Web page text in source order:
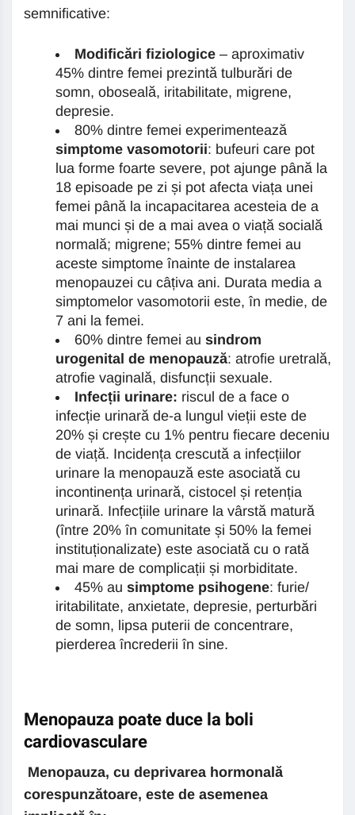
semnificative:
Modificări fiziologice – aproximativ
45% dintre femei prezintă tulburări de
somn, oboseală, iritabilitate, migrene,
depresie.
80% dintre femei experimentează
simptome vasomotorii: bufeuri care pot
lua forme foarte severe, pot ajunge până la
18 episoade pe zi și pot afecta viața unei
femei până la incapacitarea acesteia de a
mai munci și de a mai avea o viață socială
normală; migrene; 55% dintre femei au
aceste simptome înainte de instalarea
menopauzei cu câțiva ani. Durata media a
simptomelor vasomotorii este, în medie, de
7 ani la femei.
60% dintre femei au sindrom
urogenital de menopauză: atrofie uretrală,
atrofie vaginală, disfuncții sexuale.
Infecții urinare: riscul de a face o
infecție urinară de-a lungul vieții este de
20% și crește cu 1% pentru fiecare deceniu
de viață. Incidența crescută a infecțiilor
urinare la menopauză este asociată cu
incontinența urinară, cistocel și retenția
urinară. Infecțiile urinare la vârstă matură
(între 20% în comunitate și 50% la femei
instituționalizate) este asociată cu o rată
mai mare de complicații și morbiditate.
45% au simptome psihogene: furie/
iritabilitate, anxietate, depresie, perturbări
de somn, lipsa puterii de concentrare,
pierderea încrederii în sine.
Menopauza poate duce la boli
cardiovasculare
Menopauza, cu deprivarea hormonală
corespunzătoare, este de asemenea